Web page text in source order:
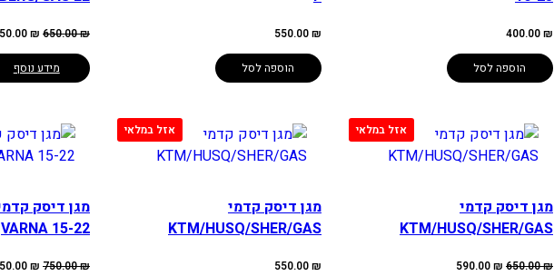
400.00₪
הוספה לסל
550.00₪
הוספה לסל
650.00₪ המחיר
היה:
650.00 ₪.
₪
מידע נוסף
מגן דיסק קדמי
KTM/HUSQ/SHER/GAS
650.00₪ המחיר590.00₪
מגן דיסק קדמי
KTM/HUSQ/SHER/GAS
550.00₪
מגן דיסק
15-22
750.00₪ המחיר
₪